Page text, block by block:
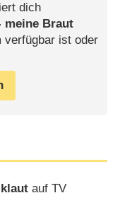
dich
meine Braut
ist oder
auf TV